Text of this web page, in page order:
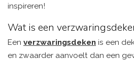
inspireren!
Wat is een
Een verzwaringsdeken is een
en zwaarder aanvoelt dan een